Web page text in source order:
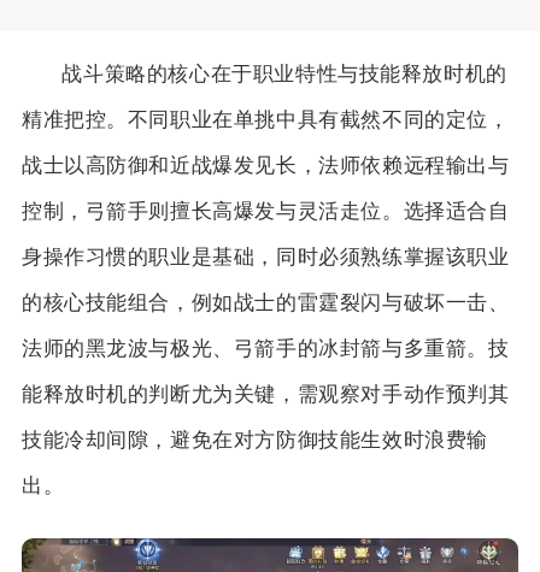
战斗策略的核心在于职业特性与技能释放时机的
精准把控。不同职业在单挑中具有截然不同的定位，
战士以高防御和近战爆发见长，法师依赖远程输出与
控制，弓箭手则擅长高爆发与灵活走位。选择适合自
身操作习惯的职业是基础，同时必须熟练掌握该职业
的核心技能组合，例如战士的雷霆裂闪与破坏一击、
法师的黑龙波与极光、弓箭手的冰封箭与多重箭。技
能释放时机的判断尤为关键，需观察对手动作预判其
技能冷却间隙，避免在对方防御技能生效时浪费输
出。